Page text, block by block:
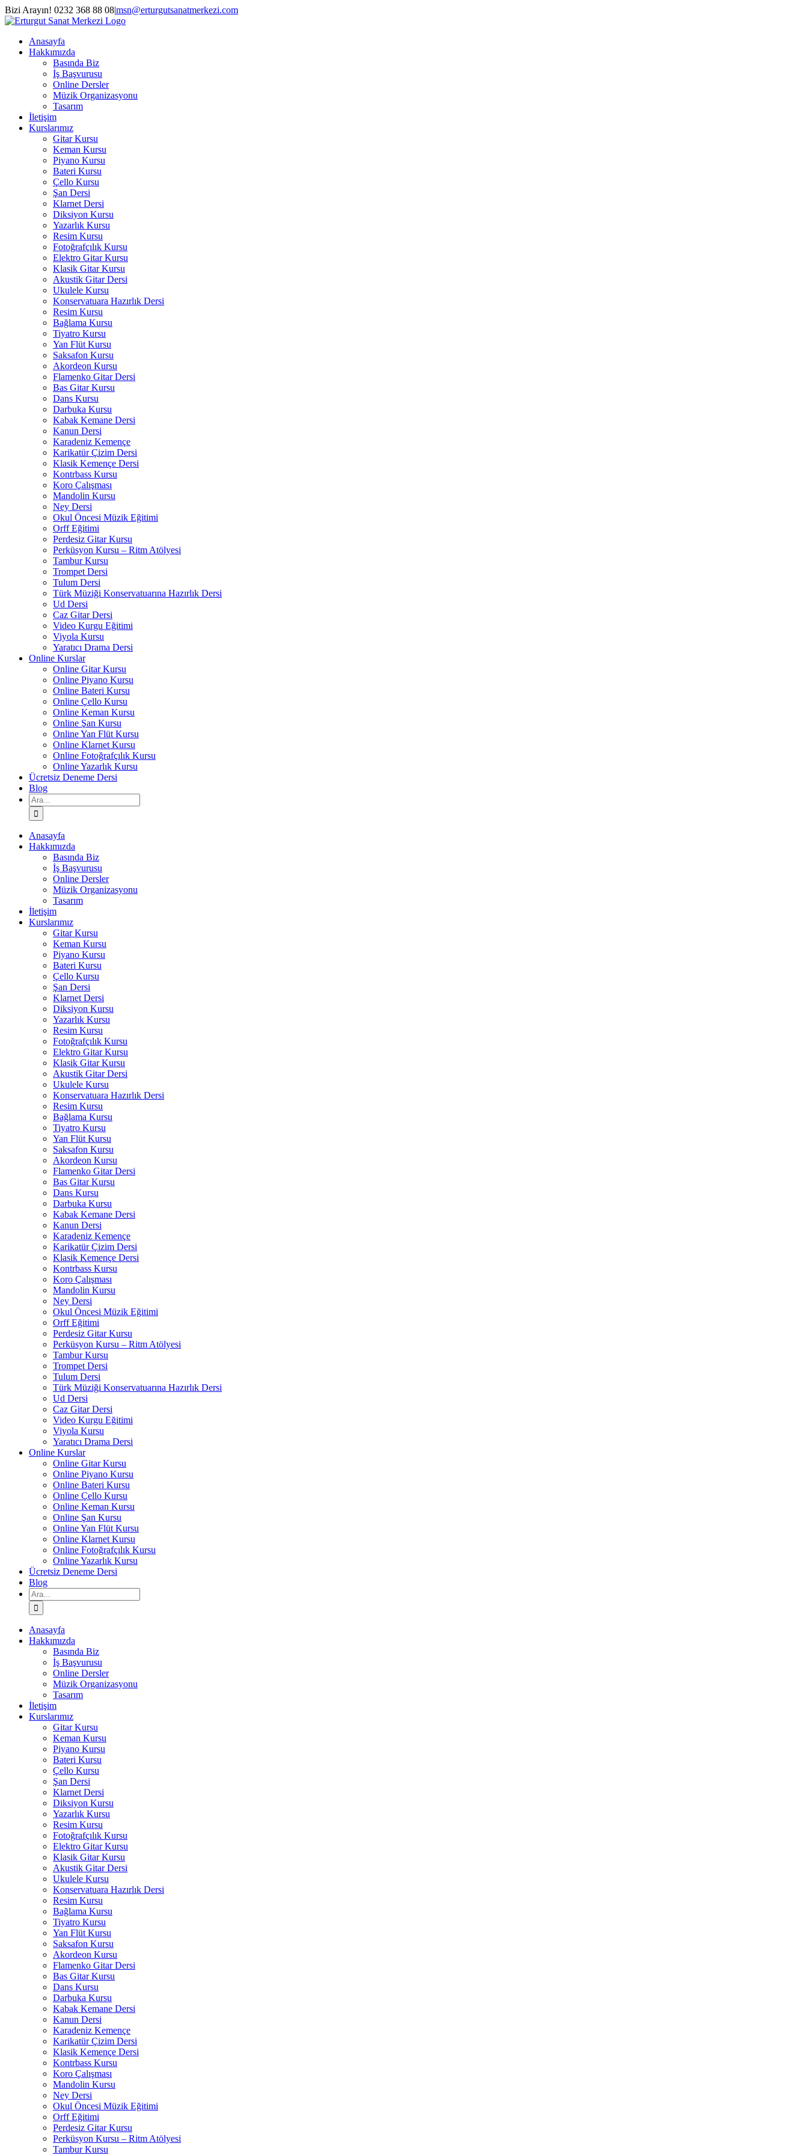
Skip
to
Bizi Arayın! 0232 368 88 08|msn@erturgutsanatmerkezi.com
Facebook
Instagram
X
YouTube
Anasayfa
Hakkımızda
Basında Biz
İş Başvurusu
Online Dersler
Müzik Organizasyonu
Tasarım
İletişim
Kurslarımız
Gitar Kursu
Keman Kursu
Piyano Kursu
Bateri Kursu
Çello Kursu
Şan Dersi
Klarnet Dersi
Diksiyon Kursu
Yazarlık Kursu
Resim Kursu
Fotoğrafçılık Kursu
Elektro Gitar Kursu
Klasik Gitar Kursu
Akustik Gitar Dersi
Ukulele Kursu
Konservatuara Hazırlık Dersi
Resim Kursu
Bağlama Kursu
Tiyatro Kursu
Yan Flüt Kursu
Saksafon Kursu
Akordeon Kursu
Flamenko Gitar Dersi
Bas Gitar Kursu
Dans Kursu
Darbuka Kursu
Kabak Kemane Dersi
Kanun Dersi
Karadeniz Kemençe
Karikatür Çizim Dersi
Klasik Kemençe Dersi
Kontrbass Kursu
Koro Çalışması
Mandolin Kursu
Ney Dersi
Okul Öncesi Müzik Eğitimi
Orff Eğitimi
Perdesiz Gitar Kursu
Perküsyon Kursu – Ritm Atölyesi
Tambur Kursu
Trompet Dersi
Tulum Dersi
Türk Müziği Konservatuarına Hazırlık Dersi
Ud Dersi
Caz Gitar Dersi
Video Kurgu Eğitimi
Viyola Kursu
Yaratıcı Drama Dersi
Online Kurslar
Online Gitar Kursu
Online Piyano Kursu
Online Bateri Kursu
Online Çello Kursu
Online Keman Kursu
Online Şan Kursu
Online Yan Flüt Kursu
Online Klarnet Kursu
Online Fotoğrafçılık Kursu
Online Yazarlık Kursu
Ücretsiz Deneme Dersi
Blog
Ara:
Anasayfa
Hakkımızda
Basında Biz
İş Başvurusu
Online Dersler
Müzik Organizasyonu
Tasarım
İletişim
Kurslarımız
Gitar Kursu
Keman Kursu
Piyano Kursu
Bateri Kursu
Çello Kursu
Şan Dersi
Klarnet Dersi
Diksiyon Kursu
Yazarlık Kursu
Resim Kursu
Fotoğrafçılık Kursu
Elektro Gitar Kursu
Klasik Gitar Kursu
Akustik Gitar Dersi
Ukulele Kursu
Konservatuara Hazırlık Dersi
Resim Kursu
Bağlama Kursu
Tiyatro Kursu
Yan Flüt Kursu
Saksafon Kursu
Akordeon Kursu
Flamenko Gitar Dersi
Bas Gitar Kursu
Dans Kursu
Darbuka Kursu
Kabak Kemane Dersi
Kanun Dersi
Karadeniz Kemençe
Karikatür Çizim Dersi
Klasik Kemençe Dersi
Kontrbass Kursu
Koro Çalışması
Mandolin Kursu
Ney Dersi
Okul Öncesi Müzik Eğitimi
Orff Eğitimi
Perdesiz Gitar Kursu
Perküsyon Kursu – Ritm Atölyesi
Tambur Kursu
Trompet Dersi
Tulum Dersi
Türk Müziği Konservatuarına Hazırlık Dersi
Ud Dersi
Caz Gitar Dersi
Video Kurgu Eğitimi
Viyola Kursu
Yaratıcı Drama Dersi
Online Kurslar
Online Gitar Kursu
Online Piyano Kursu
Online Bateri Kursu
Online Çello Kursu
Online Keman Kursu
Online Şan Kursu
Online Yan Flüt Kursu
Online Klarnet Kursu
Online Fotoğrafçılık Kursu
Online Yazarlık Kursu
Ücretsiz Deneme Dersi
Blog
Ara:
Anasayfa
Hakkımızda
Basında Biz
İş Başvurusu
Online Dersler
Müzik Organizasyonu
Tasarım
İletişim
Kurslarımız
Gitar Kursu
Keman Kursu
Piyano Kursu
Bateri Kursu
Çello Kursu
Şan Dersi
Klarnet Dersi
Diksiyon Kursu
Yazarlık Kursu
Resim Kursu
Fotoğrafçılık Kursu
Elektro Gitar Kursu
Klasik Gitar Kursu
Akustik Gitar Dersi
Ukulele Kursu
Konservatuara Hazırlık Dersi
Resim Kursu
Bağlama Kursu
Tiyatro Kursu
Yan Flüt Kursu
Saksafon Kursu
Akordeon Kursu
Flamenko Gitar Dersi
Bas Gitar Kursu
Dans Kursu
Darbuka Kursu
Kabak Kemane Dersi
Kanun Dersi
Karadeniz Kemençe
Karikatür Çizim Dersi
Klasik Kemençe Dersi
Kontrbass Kursu
Koro Çalışması
Mandolin Kursu
Ney Dersi
Okul Öncesi Müzik Eğitimi
Orff Eğitimi
Perdesiz Gitar Kursu
Perküsyon Kursu – Ritm Atölyesi
Tambur Kursu